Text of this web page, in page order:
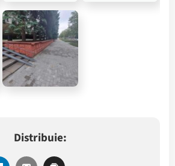
Distribuie: